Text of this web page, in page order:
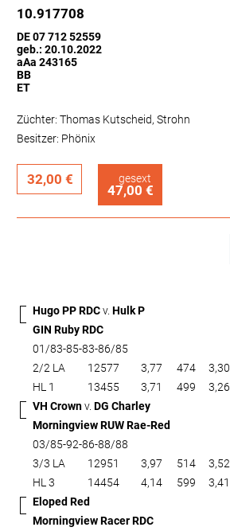
10.917708
DE 07 712 52559
geb.: 20.10.2022
aAa 243165
BB
ET
Züchter: Thomas Kutscheid, Strohn
Besitzer: Phönix
32,00 € gesext
47,00 €
Hugo PP RDCv. Hulk P
GIN Ruby RDC
01/83-85-83-86/85
2/2 LA
12577 3,77 474 3,30
HL 1
13455 3,71 499 3,26
VH Crownv. DG Charley
Morningview RUW Rae-Red
03/85-92-86-88/88
3/3 LA
12951 3,97 514 3,52
HL 3
14454 4,14 599 3,41
Eloped Red
Morningview Racer RDC